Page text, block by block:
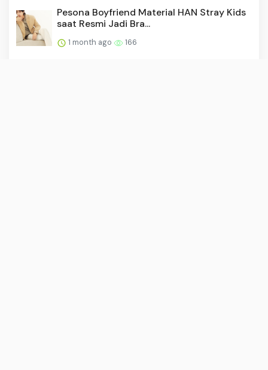
Pesona Boyfriend Material HAN Stray Kids
saat Resmi Jadi Bra...
1 month ago 166